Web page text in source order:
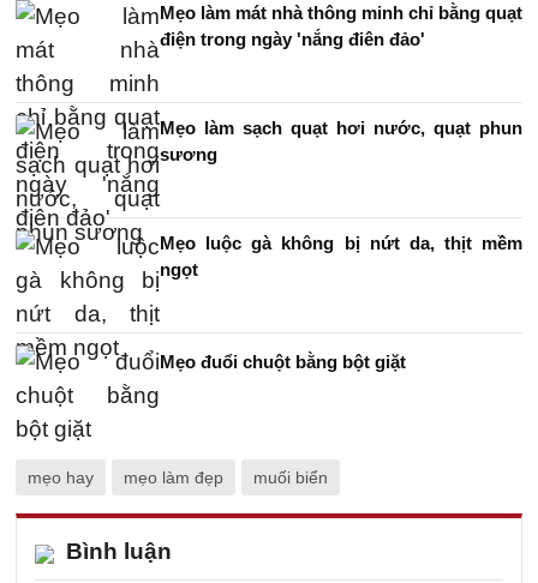
Mẹo làm mát nhà thông minh chỉ bằng quạt
điện trong ngày 'nắng điên đảo'
Mẹo làm sạch quạt hơi nước, quạt phun
sương
Mẹo luộc gà không bị nứt da, thịt mềm
ngọt
Mẹo đuổi chuột bằng bột giặt
mẹo hay mẹo làm đẹp muối biển
Bình luận